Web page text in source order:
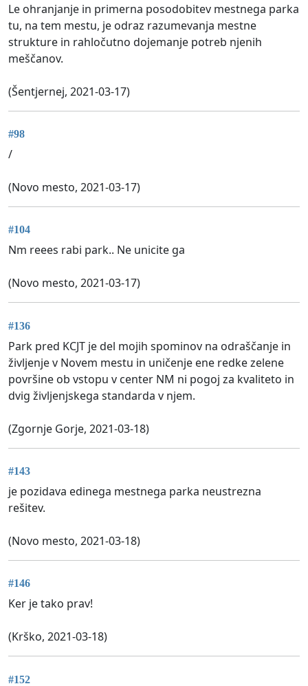
Le ohranjanje in primerna posodobitev mestnega parka
tu, na tem mestu, je odraz razumevanja mestne
strukture in rahločutno dojemanje potreb njenih
meščanov.
(Šentjernej, 2021-03-17)
#98
/
(Novo mesto, 2021-03-17)
#104
Nm reees rabi park.. Ne unicite ga
(Novo mesto, 2021-03-17)
#136
Park pred KCJT je del mojih spominov na odraščanje in
življenje v Novem mestu in uničenje ene redke zelene
površine ob vstopu v center NM ni pogoj za kvaliteto in
dvig življenjskega standarda v njem.
(Zgornje Gorje, 2021-03-18)
#143
je pozidava edinega mestnega parka neustrezna
rešitev.
(Novo mesto, 2021-03-18)
#146
Ker je tako prav!
(Krško, 2021-03-18)
#152